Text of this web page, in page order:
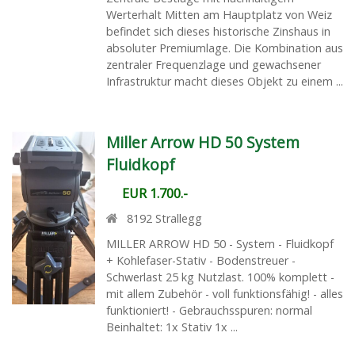
Werterhalt Mitten am Hauptplatz von Weiz
befindet sich dieses historische Zinshaus in
absoluter Premiumlage. Die Kombination aus
zentraler Frequenzlage und gewachsener
Infrastruktur macht dieses Objekt zu einem ...
Miller Arrow HD 50 System
Fluidkopf
EUR 1.700.-
8192 Strallegg
MILLER ARROW HD 50 - System - Fluidkopf
+ Kohlefaser-Stativ - Bodenstreuer -
Schwerlast 25 kg Nutzlast. 100% komplett -
mit allem Zubehör - voll funktionsfähig! - alles
funktioniert! - Gebrauchsspuren: normal
Beinhaltet: 1x Stativ 1x ...